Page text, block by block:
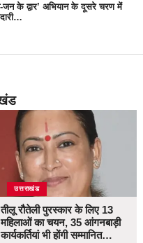
के द्वार’ अभियान के दूसरे चरण में
उत्तराखंड
तीलू रौतेली पुरस्कार के लिए 13
महिलाओं का चयन, 35 आंगनबाड़ी
कार्यकर्तियां भी होंगी सम्मानित…